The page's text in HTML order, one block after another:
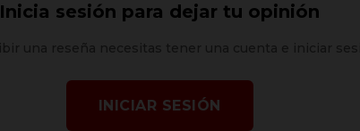
Inicia sesión para dejar tu opinión
INICIAR SESIÓN